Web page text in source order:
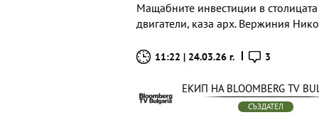
Мащабните инвестиции в
двигатели, каза арх. Вержиния
11:22 | 24.03.26 г. 3
ЕКИП НА BLOOMBERG TV
СЪЗДАТЕЛ